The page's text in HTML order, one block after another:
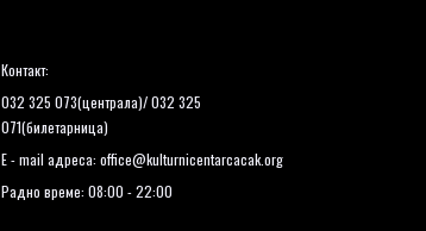
Контакт:
032 325 073(централа)/ 032 325
071(билетарница)
E - mail адреса: office@kulturnicentarcacak.org
Радно време: 08:00 - 22:00